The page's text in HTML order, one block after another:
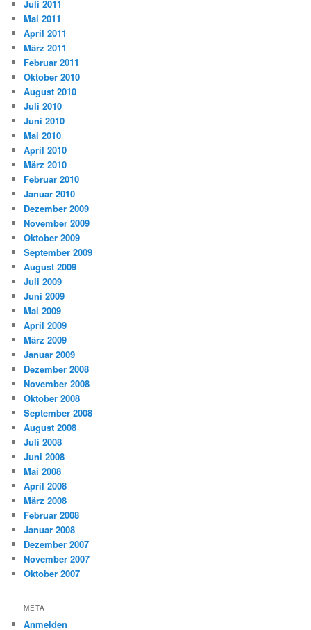
Juli 2011
Mai 2011
April 2011
März 2011
Februar 2011
Oktober 2010
August 2010
Juli 2010
Juni 2010
Mai 2010
April 2010
März 2010
Februar 2010
Januar 2010
Dezember 2009
November 2009
Oktober 2009
September 2009
August 2009
Juli 2009
Juni 2009
Mai 2009
April 2009
März 2009
Januar 2009
Dezember 2008
November 2008
Oktober 2008
September 2008
August 2008
Juli 2008
Juni 2008
Mai 2008
April 2008
März 2008
Februar 2008
Januar 2008
Dezember 2007
November 2007
Oktober 2007
META
Anmelden